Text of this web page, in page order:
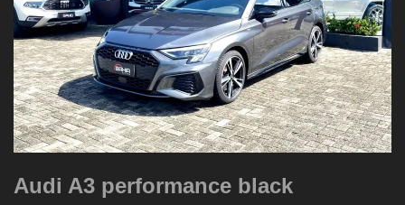
Audi A3 performance black